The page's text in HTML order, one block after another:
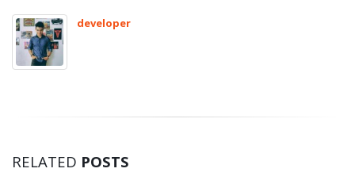
developer
RELATED POSTS